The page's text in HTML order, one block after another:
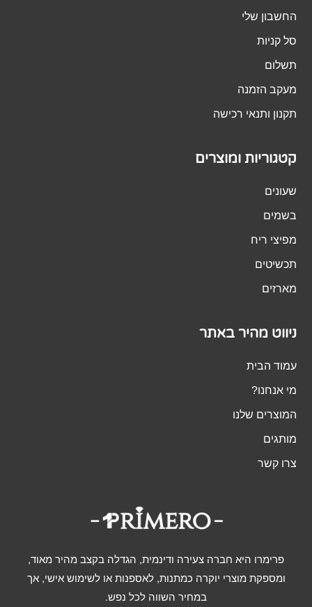
החשבון שלי
סל קניות
תשלום
מעקב הזמנה
תקנון ותנאי רכישה
קטגוריות ומוצרים
שעונים
בשמים
מפיצי ריח
תכשיטים
מארזים
ניווט מהיר באתר
עמוד הבית
מי אנחנו?
המוצרים שלנו
מותגים
צרו קשר
פרימרו היא חברה צעירה ודינמית, הגדלה בקצב מהיר מאוד,
ומספקת מוצרי יוקרה כמתנות, לאספנות או לשימוש אישי, אך
במחיר השווה לכל נפש.